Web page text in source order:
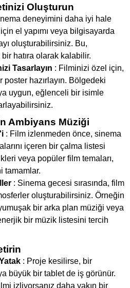
Oluşturun
deneyimini daha iyi hale
el yapımı veya bilgisayarda
oluşturabilirsiniz. Bu,
hatıra olarak kalabilir.
Tasarlayın : Filminizi özel için,
hazırlayın. Bölgedeki
uygun, eğlenceli bir isimle
Ambiyans Müziği
: Film izlenmeden önce, sinema
içeren bir çalma listesi
veya popüler film temaları,
tamamlar.
: Sinema gecesi sırasında, film
oluşturabilirsiniz. Örneğin
bir arka plan müziği veya
bir müzik listesini tercih
: Proje kesilirse, bir
büyük bir tablet de iş görünür.
izliyorsanız daha yakın bir